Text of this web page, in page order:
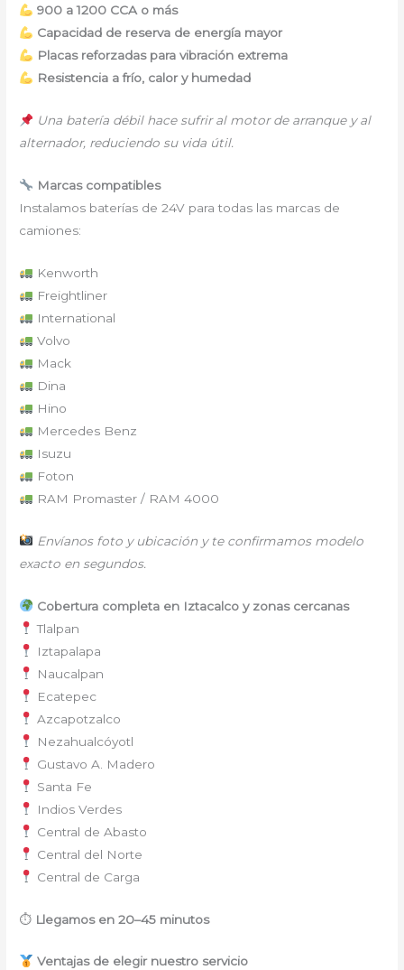
900 a 1200 CCA o más
Capacidad de reserva de energía mayor
Placas reforzadas para vibración extrema
Resistencia a frío, calor y humedad
Una batería débil hace sufrir al motor de arranque y al
alternador, reduciendo su vida útil.
Marcas compatibles
Instalamos baterías de 24V para todas las marcas de
camiones:
Kenworth
Freightliner
International
Volvo
Mack
Dina
Hino
Mercedes Benz
Isuzu
Foton
RAM Promaster / RAM 4000
Envíanos foto y ubicación y te confirmamos modelo
exacto en segundos.
Cobertura completa en Iztacalco y zonas cercanas
Tlalpan
Iztapalapa
Naucalpan
Ecatepec
Azcapotzalco
Nezahualcóyotl
Gustavo A. Madero
Santa Fe
Indios Verdes
Central de Abasto
Central del Norte
Central de Carga
⏱ Llegamos en 20–45 minutos
Ventajas de elegir nuestro servicio